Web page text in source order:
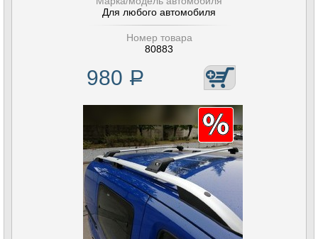
Для любого автомобиля
Номер товара
80883
980 Р